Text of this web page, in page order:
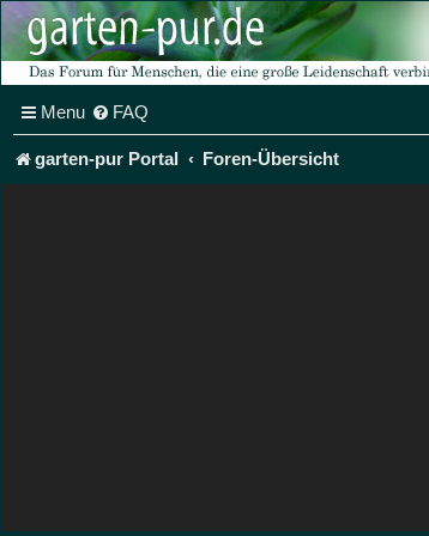
Menu FAQ
garten-pur Portal Foren-Übersicht